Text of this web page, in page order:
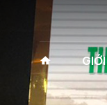
MÁY GIẶT